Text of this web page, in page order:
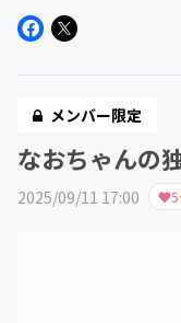
メンバー限定
なおちゃんの
2025/09/11 17:00 5